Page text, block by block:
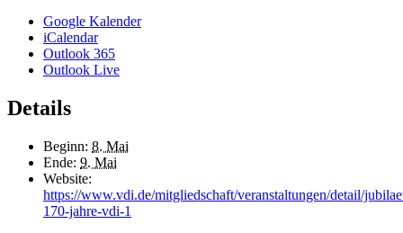
Google Kalender
iCalendar
Outlook 365
Outlook Live
Details
Beginn: 8. Mai
Ende: 9. Mai
Website:
https://www.vdi.de/mitgliedschaft/veranstaltungen/detail/
170-jahre-vdi-1